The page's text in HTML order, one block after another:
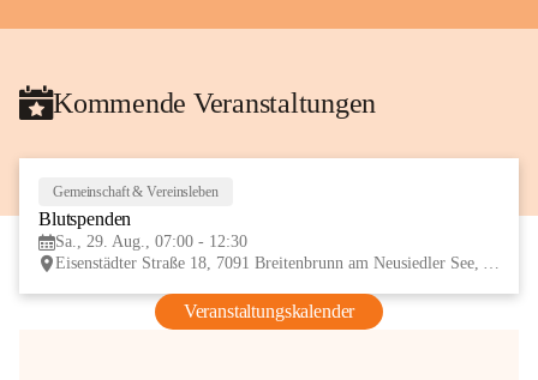
Kommende Veranstaltungen
Gemeinschaft & Vereinsleben
Blutspenden
Sa., 29. Aug., 07:00 - 12:30
Eisenstädter Straße 18, 7091 Breitenbrunn am Neusiedler See, AUT
Veranstaltungskalender